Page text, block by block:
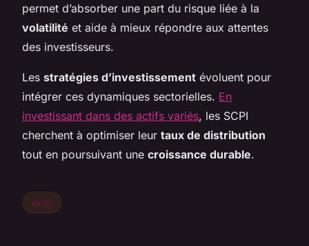
permet d’absorber une part du risque liée à la
volatilité et aide à mieux répondre aux attentes
des investisseurs.
Les stratégies d’investissement évoluent pour
intégrer ces dynamiques sectorielles. En
investissant dans des actifs variés, les SCPI
cherchent à optimiser leur taux de distribution
tout en poursuivant une croissance durable.
Actu